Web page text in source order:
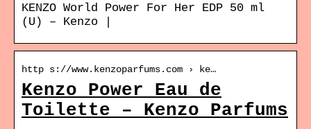
KENZO World Power For Her EDP 50 ml
(U) – Kenzo |
http s://www.kenzoparfums.com › ke…
Kenzo Power Eau de
Toilette – Kenzo Parfums